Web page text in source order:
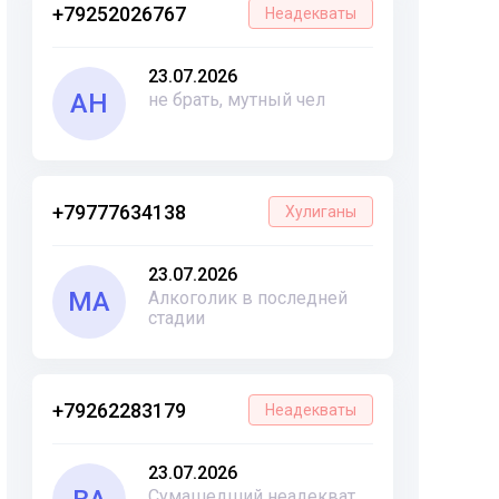
+79252026767 Неадекваты
АН
23.07.2026
не брать, мутный чел
+79777634138 Хулиганы
МА
23.07.2026
Алкоголик в последней
стадии
+79262283179 Неадекваты
23.07.2026